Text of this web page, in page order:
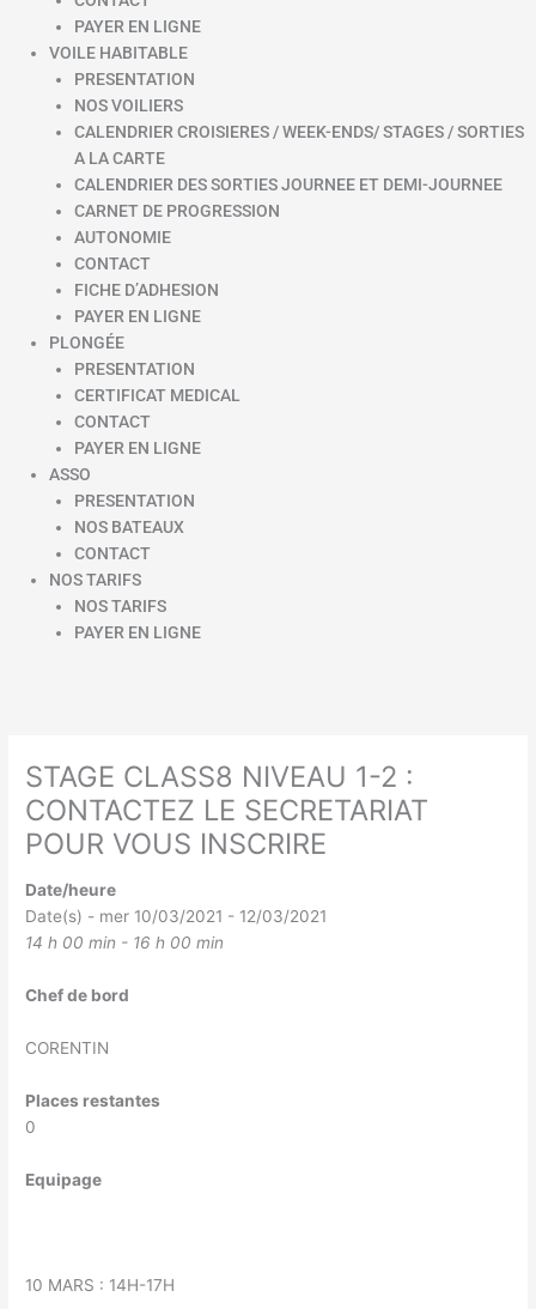
PAYER EN LIGNE
VOILE HABITABLE
PRESENTATION
NOS VOILIERS
CALENDRIER CROISIERES / WEEK-ENDS/ STAGES / SORTIES
A LA CARTE
CALENDRIER DES SORTIES JOURNEE ET DEMI-JOURNEE
CARNET DE PROGRESSION
AUTONOMIE
CONTACT
FICHE D’ADHESION
PAYER EN LIGNE
PLONGÉE
PRESENTATION
CERTIFICAT MEDICAL
CONTACT
PAYER EN LIGNE
ASSO
PRESENTATION
NOS BATEAUX
CONTACT
NOS TARIFS
NOS TARIFS
PAYER EN LIGNE
STAGE CLASS8 NIVEAU 1-2 :
CONTACTEZ LE SECRETARIAT
POUR VOUS INSCRIRE
Date/heure
Date(s) - mer 10/03/2021 - 12/03/2021
14 h 00 min - 16 h 00 min
Chef de bord
CORENTIN
Places restantes
0
Equipage
10 MARS : 14H-17H